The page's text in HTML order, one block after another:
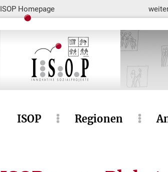
ISOP Homepage
ISOP Regionen